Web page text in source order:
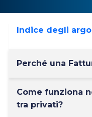
Indice degli
Perché una
Come funziona
tra privati?